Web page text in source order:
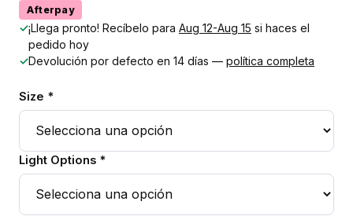
Afterpay
✓¡Llega pronto! Recíbelo para Aug 12-Aug 15 si haces el
pedido hoy
✓Devolución por defecto en 14 días — política completa
Size *
Light Options *